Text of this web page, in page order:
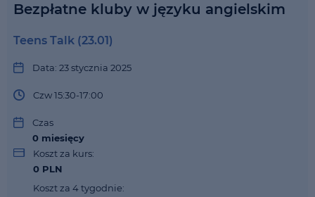
Bezpłatne kluby w języku angielskim
Teens Talk (23.01)
Data: 23 stycznia 2025
Czw 15:30-17:00
Czas
0 miesięcy
Koszt za kurs:
0 PLN
Koszt za 4 tygodnie: